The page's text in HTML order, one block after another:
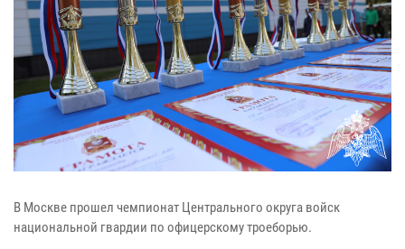
В Москве прошел чемпионат Центрального округа войск
национальной гвардии по офицерскому троеборью.